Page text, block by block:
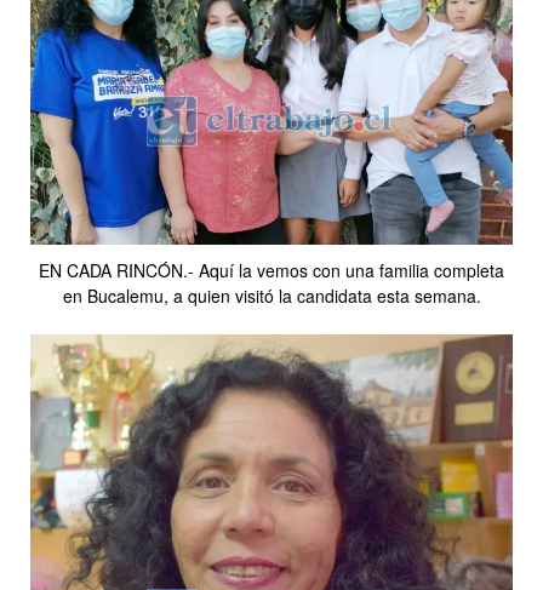
EN CADA RINCÓN.- Aquí la vemos con una familia completa
en Bucalemu, a quien visitó la candidata esta semana.